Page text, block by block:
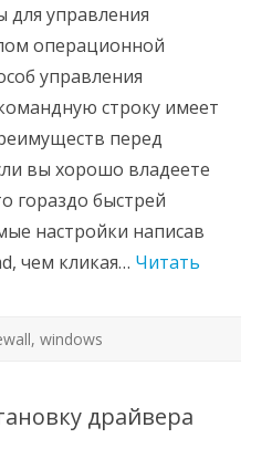
управления
операционной
управления
строку имеет
перед
вы хорошо владеете
гораздо быстрей
настройки написав
чем кликая… Читать
, windows
драйвера